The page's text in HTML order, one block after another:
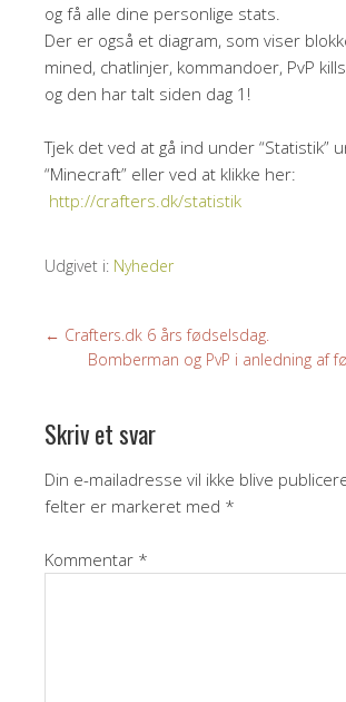
og få alle dine personlige stats.
Der er også et diagram, som viser
mined, chatlinjer, kommandoer, PvP kills
og den har talt siden dag 1!
Tjek det ved at gå ind under “Statistik”
“Minecraft” eller ved at klikke her:
http://crafters.dk/statistik
Udgivet i: Nyheder
← Crafters.dk 6 års fødselsdag.
Bomberman og PvP i anledning af
Skriv et svar
Din e-mailadresse vil ikke blive
felter er markeret med *
Kommentar *